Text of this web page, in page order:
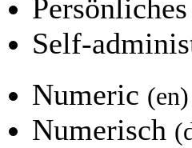
Self-
Numeric (en)
Numerisch